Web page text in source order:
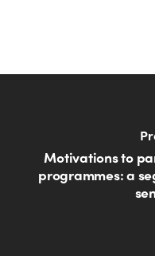
Motivations to
programmes: a